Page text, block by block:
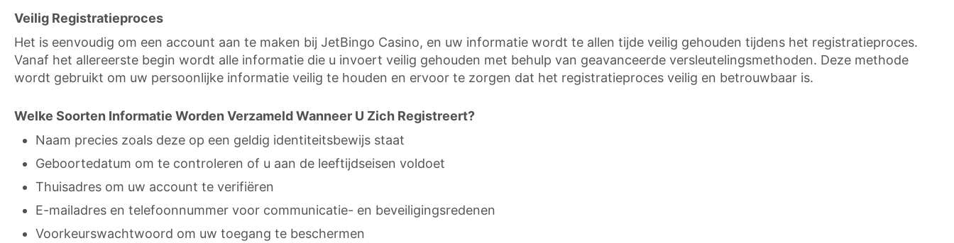
Veilig Registratieproces
Het is eenvoudig om een account aan te maken bij JetBingo Casino, en uw informatie wordt te allen tijde veilig gehouden tijdens het registratieproces.
Vanaf het allereerste begin wordt alle informatie die u invoert veilig gehouden met behulp van geavanceerde versleutelingsmethoden. Deze methode
wordt gebruikt om uw persoonlijke informatie veilig te houden en ervoor te zorgen dat het registratieproces veilig en betrouwbaar is.
Welke Soorten Informatie Worden Verzameld Wanneer U Zich Registreert?
Naam precies zoals deze op een geldig identiteitsbewijs staat
Geboortedatum om te controleren of u aan de leeftijdseisen voldoet
Thuisadres om uw account te verifiëren
E-mailadres en telefoonnummer voor communicatie- en beveiligingsredenen
Voorkeurswachtwoord om uw toegang te beschermen